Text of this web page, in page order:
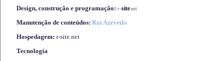
Design, construção e programação: r-site.net
Manutenção de conteúdos: Rui Azevedo
Hospedagem: r-site.net
Tecnologia